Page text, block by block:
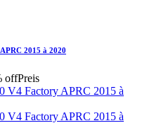
2015 à 2020
offPreis